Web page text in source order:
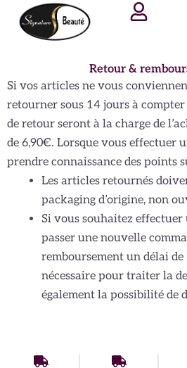
Aller
Retour &
Si vos articles ne vous
retourner sous 14 jours à
de retour seront à la charge de
de 6,90€. Lorsque vous effectuer
prendre connaissance des points
Les articles retournés
packaging d’origine, non
Si vous souhaitez
passer une nouvelle
remboursement un délai
nécessaire pour traiter la
également la possibilité de
Panneau de gestion des cookies